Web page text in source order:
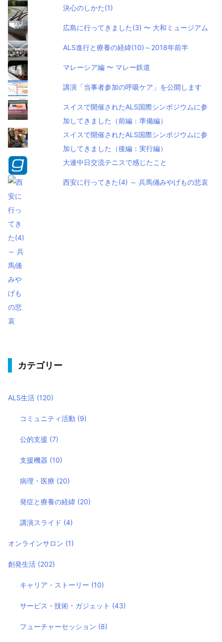
決心のしかた(1)
広島に行ってきました(3) 〜 大和ミュージアム
ALS進行と療養の経緯(10)～2018年前半
マレーシア編 〜 マレー鉄道
講演「当事者参加の呼吸ケア」を公開します
スイスで開催されたALS国際シンポジウムに参
加してきました（前編：準備編）
スイスで開催されたALS国際シンポジウムに参
加してきました（後編：実行編）
大連中日交流テニスで感じたこと
西安に行ってきた(4) ～ 兵馬俑みやげもの悲哀
カテゴリー
ALS生活 (120)
コミュニティ活動 (9)
公的支援 (7)
支援機器 (10)
病理・医療 (20)
発症と療養の経緯 (20)
講演スライド (4)
オンラインサロン (1)
創発生活 (202)
キャリア・ストーリー (10)
サービス・技術・ガジェット (43)
フューチャーセッション (8)